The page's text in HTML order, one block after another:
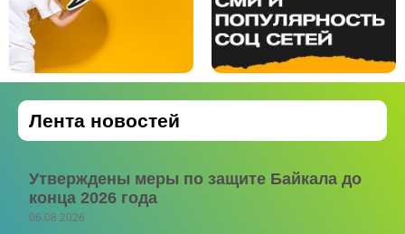
Лента новостей
Утверждены меры по защите Байкала до
конца 2026 года
06.08.2026